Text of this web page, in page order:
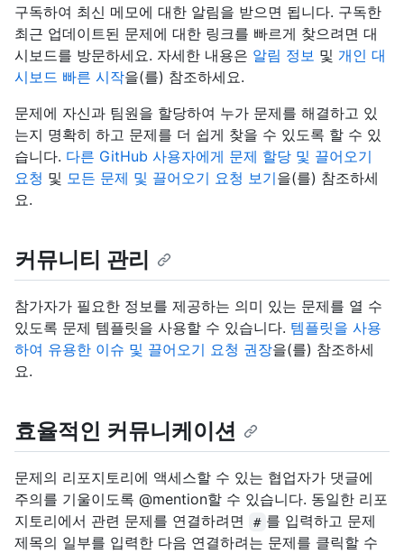
구독하여 최신 메모에 대한 알림을 받으면 됩니다. 구독한
최근 업데이트된 문제에 대한 링크를 빠르게 찾으려면 대
시보드를 방문하세요. 자세한 내용은 알림 정보 및 개인 대
시보드 빠른 시작을(를) 참조하세요.
문제에 자신과 팀원을 할당하여 누가 문제를 해결하고 있
는지 명확히 하고 문제를 더 쉽게 찾을 수 있도록 할 수 있
습니다. 다른 GitHub 사용자에게 문제 할당 및 끌어오기
요청 및 모든 문제 및 끌어오기 요청 보기을(를) 참조하세
요.
커뮤니티 관리
참가자가 필요한 정보를 제공하는 의미 있는 문제를 열 수
있도록 문제 템플릿을 사용할 수 있습니다. 템플릿을 사용
하여 유용한 이슈 및 끌어오기 요청 권장을(를) 참조하세
요.
효율적인 커뮤니케이션
문제의 리포지토리에 액세스할 수 있는 협업자가 댓글에
주의를 기울이도록 @mention할 수 있습니다. 동일한 리포
지토리에서 관련 문제를 연결하려면
# 를 입력하고 문제
제목의 일부를 입력한 다음 연결하려는 문제를 클릭할 수